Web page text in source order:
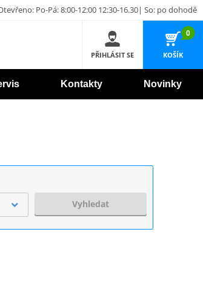
Po-Pá: 8:00-12:00 12:30-16.30| So: po dohodě
PŘIHLÁSIT SE
0
KOŠÍK
Kontakty Novinky
Vyhledat